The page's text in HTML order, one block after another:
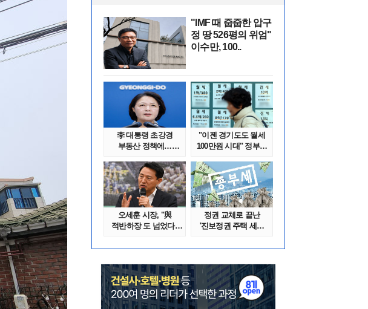
"IMF 때 줍줍한 압구
정 땅 526평의 위엄"
이수만, 100..
李 대통령 초강경
부동산 정책에…
"이젠 경기도도 월세
100만원 시대" 정부發
오세훈 시장, "與
적반하장 도 넘었다"
정권 교체로 끝난
'진보정권 주택 세금